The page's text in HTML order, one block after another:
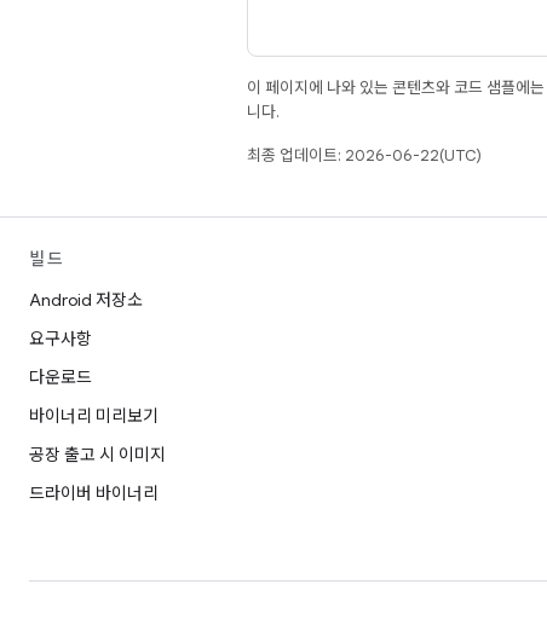
이 페이지에 나와 있는 콘텐츠와 코드 샘플에는
니다.
최종 업데이트: 2026-06-22(UTC)
빌드
Android 저장소
요구사항
다운로드
바이너리 미리보기
공장 출고 시 이미지
드라이버 바이너리